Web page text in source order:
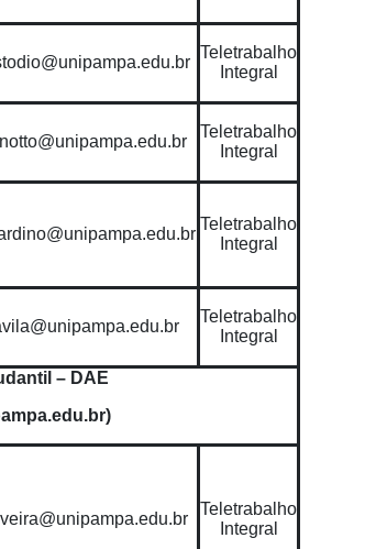
Teletrabalho
Integral
Teletrabalho
Integral
Teletrabalho
Integral
Teletrabalho
Integral
– DAE
Teletrabalho
Integral